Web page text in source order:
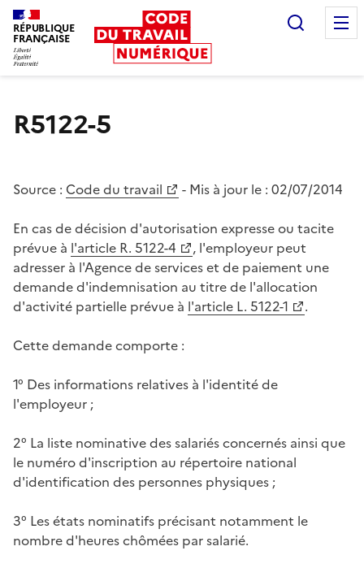
RÉPUBLIQUE
FRANÇAISE
R5122-5
Source : Code du travail - Mis à jour le : 02/07/2014
En cas de décision d'autorisation expresse ou tacite
prévue à l'article R. 5122-4
, l'employeur peut
adresser à l'Agence de services et de paiement une
demande d'indemnisation au titre de l'allocation
d'activité partielle prévue à l'article L. 5122-1
.
Cette demande comporte :
1° Des informations relatives à l'identité de
l'employeur ;
2° La liste nominative des salariés concernés ainsi que
le numéro d'inscription au répertoire national
d'identification des personnes physiques ;
3° Les états nominatifs précisant notamment le
nombre d'heures chômées par salarié.